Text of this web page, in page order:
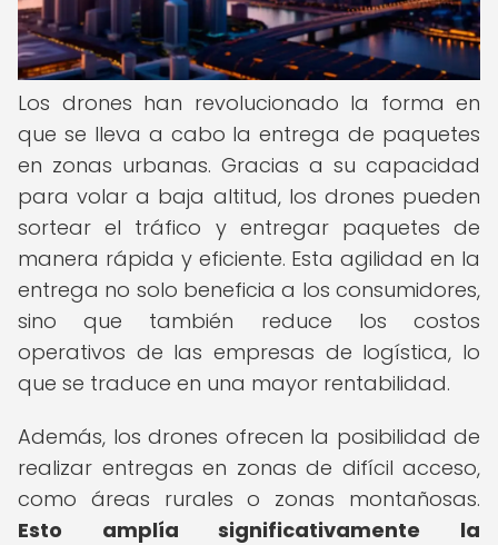
Los drones han revolucionado la forma en
que se lleva a cabo la entrega de paquetes
en zonas urbanas. Gracias a su capacidad
para volar a baja altitud, los drones pueden
sortear el tráfico y entregar paquetes de
manera rápida y eficiente. Esta agilidad en la
entrega no solo beneficia a los consumidores,
sino que también reduce los costos
operativos de las empresas de logística, lo
que se traduce en una mayor rentabilidad.
Además, los drones ofrecen la posibilidad de
realizar entregas en zonas de difícil acceso,
como áreas rurales o zonas montañosas.
Esto amplía significativamente la